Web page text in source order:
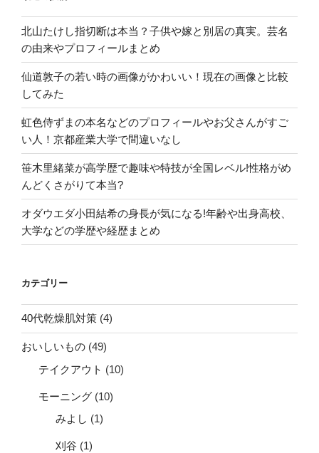
い
す
ぎ
の
北山たけし指切断は本当？子供や嫁と別居の真実。芸名
の由来やプロフィールまとめ
仙道敦子の若い時の画像がかわいい！現在の画像と比較
してみた
虹色侍ずまの本名などのプロフィールやお父さんがすご
い人！京都産業大学で間違いなし
笹木里緒菜が高学歴で趣味や特技が全国レベル!性格がめ
んどくさがりて本当?
オダウエダ小田結希の身長が気になる!年齢や出身高校、
大学などの学歴や経歴まとめ
カテゴリー
40代乾燥肌対策 (4)
おいしいもの (49)
テイクアウト (10)
モーニング (10)
みよし (1)
刈谷 (1)